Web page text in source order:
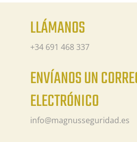
LLÁMANOS
+34 691 468 337
ENVÍANOS UN
ELECTRÓNICO
info@magnusseguridad.es